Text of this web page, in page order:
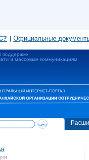
Официальные
поддержке
и массовым коммуникациям